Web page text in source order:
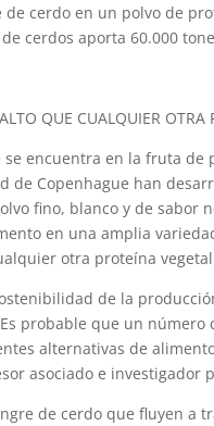
cerdo en un polvo de
cerdos aporta 60.000
QUE CUALQUIER OTRA
encuentra en la fruta de
de Copenhague han
fino, blanco y de sabor
en una amplia
otra proteína
de la
probable que un
alternativas de
asociado e investigador
de cerdo que fluyen a